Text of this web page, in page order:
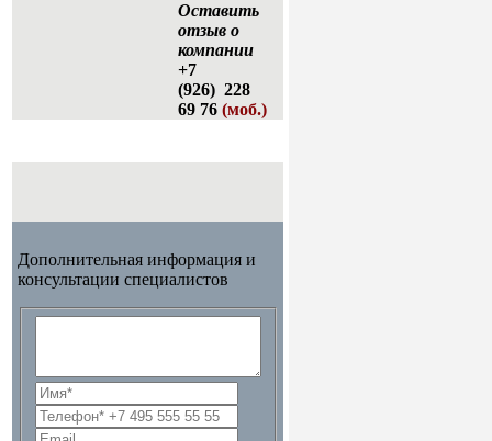
Оставить
отзыв о
компании
+7
(926) 228
69 76 (моб.)
Дополнительная информация и
консультации специалистов